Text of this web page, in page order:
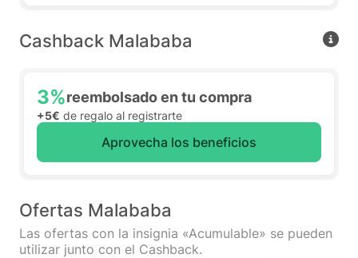
Cashback Malababa
3%reembolsado en tu compra
+5€ de regalo al registrarte
Aprovecha los beneficios
Ofertas Malababa
Las ofertas con la insignia «Acumulable» se pueden
utilizar junto con el Cashback.